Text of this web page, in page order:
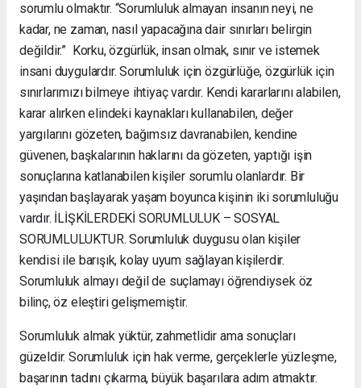
sorumlu olmaktır. “Sorumluluk almayan insanın neyi, ne
kadar, ne zaman, nasıl yapacağına dair sınırları belirgin
değildir.” Korku, özgürlük, insan olmak, sınır ve istemek
insani duygulardır. Sorumluluk için özgürlüğe, özgürlük için
sınırlarımızı bilmeye ihtiyaç vardır. Kendi kararlarını alabilen,
karar alırken elindeki kaynakları kullanabilen, değer
yargılarını gözeten, bağımsız davranabilen, kendine
güvenen, başkalarının haklarını da gözeten, yaptığı işin
sonuçlarına katlanabilen kişiler sorumlu olanlardır. Bir
yaşından başlayarak yaşam boyunca kişinin iki sorumluluğu
vardır. İLİŞKİLERDEKİ SORUMLULUK – SOSYAL
SORUMLULUKTUR. Sorumluluk duygusu olan kişiler
kendisi ile barışık, kolay uyum sağlayan kişilerdir.
Sorumluluk almayı değil de suçlamayı öğrendiysek öz
bilinç, öz eleştiri gelişmemiştir.
Sorumluluk almak yüktür, zahmetlidir ama sonuçları
güzeldir. Sorumluluk için hak verme, gerçeklerle yüzleşme,
başarının tadını çıkarma, büyük başarılara adım atmaktır.